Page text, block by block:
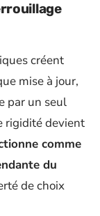
créent
mise à jour,
par un seul
rigidité devient
comme
du
de choix